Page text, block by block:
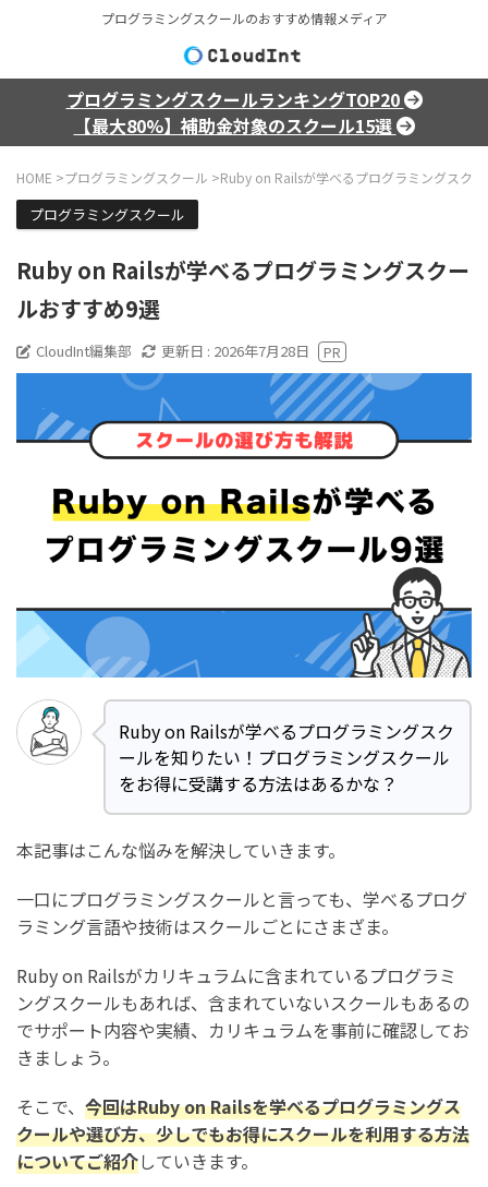
プログラミングスクールのおすすめ情報メディア
プログラミングスクールランキングTOP20
【最大80%】補助金対象のスクール15選
HOME >プログラミングスクール >Ruby on Railsが学べるプログラミングスク
プログラミングスクール
Ruby on Railsが学べるプログラミングスクー
ルおすすめ9選
CloudInt編集部 更新日 : 2026年7月28日
Ruby on Railsが学べるプログラミングスク
ールを知りたい！プログラミングスクール
をお得に受講する方法はあるかな？
本記事はこんな悩みを解決していきます。
一口にプログラミングスクールと言っても、学べるプログ
ラミング言語や技術はスクールごとにさまざま。
Ruby on Railsがカリキュラムに含まれているプログラミ
ングスクールもあれば、含まれていないスクールもあるの
でサポート内容や実績、カリキュラムを事前に確認してお
きましょう。
そこで、 今回はRuby on Railsを学べるプログラミングス
クールや選び方、少しでもお得にスクールを利用する方法
についてご紹介していきます。